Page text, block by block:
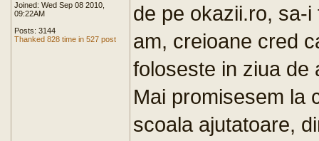
Joined: Wed Sep 08 2010,
09:22AM
Posts: 3144
Thanked 828 time in 527 post
de pe okazii.ro, sa-
am, creioane cred
foloseste in ziua de
Mai promisesem la
scoala ajutatoare,